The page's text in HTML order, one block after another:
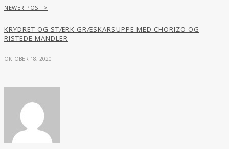
NEWER POST >
KRYDRET OG STÆRK GRÆSKARSUPPE MED CHORIZO OG
RISTEDE MANDLER
OKTOBER 18, 2020